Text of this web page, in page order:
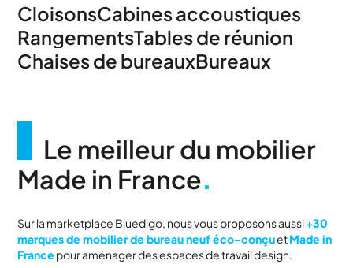
CloisonsCabines accoustiques
RangementsTables de réunion
Chaises de bureauxBureaux
Le meilleur du mobilier
Made in France.
Sur la marketplace Bluedigo, nous vous proposons aussi+30
marques de mobilier de bureau neuf éco-conçuetMade in
France pour aménager des espaces de travail design.